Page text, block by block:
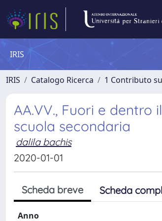
IRIS
IRIS Catalogo Ricerca 1 Contributo
AA.VV., Fuori e
scuola secondaria
dalila bachis
2020-01-01
Scheda breve Scheda
Anno